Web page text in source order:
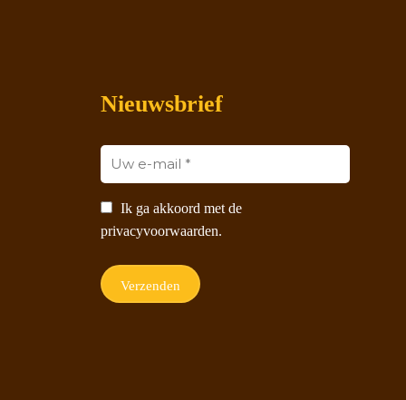
Nieuwsbrief
Ik ga akkoord met de
privacyvoorwaarden.